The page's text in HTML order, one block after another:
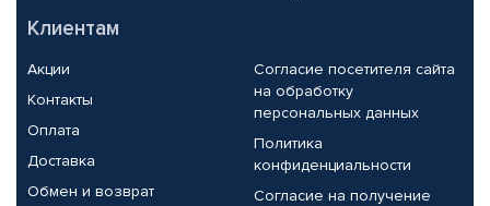
Клиентам
Акции
Контакты
Оплата
Доставка
Обмен и возврат
Согласие посетителя сайта
на обработку
персональных данных
Политика
конфиденциальности
Согласие на получение